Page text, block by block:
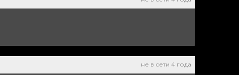
не в сети 4 года